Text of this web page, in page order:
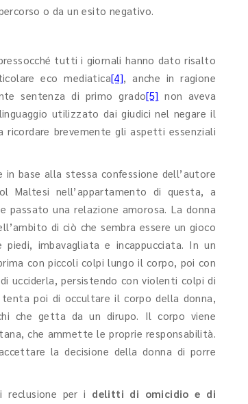
o da un esito negativo.
tutti i giornali hanno dato risalto
eco mediatica[4], anche in ragione
sentenza di primo grado[5] non aveva
utilizzato dai giudici nel negare il
ricordare brevemente gli aspetti essenziali
base alla stessa confessione dell’autore
Maltesi nell’appartamento di questa, a
passato una relazione amorosa. La donna
di ciò che sembra essere un gioco
imbavagliata e incappucciata. In un
con piccoli colpi lungo il corpo, poi con
ucciderla, persistendo con violenti colpi di
poi di occultare il corpo della donna,
che getta da un dirupo. Il corpo viene
che ammette le proprie responsabilità.
la decisione della donna di porre
reclusione per i delitti di omicidio e di